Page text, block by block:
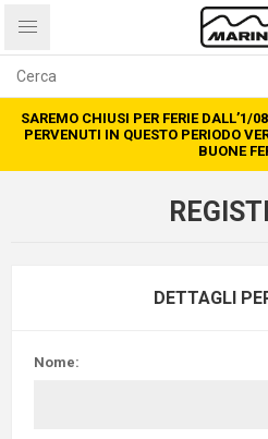
SAREMO CHIUSI PER FERIE DALL’1/
PERVENUTI IN QUESTO PERIODO
BUONE
DETTAGLI
Nome: